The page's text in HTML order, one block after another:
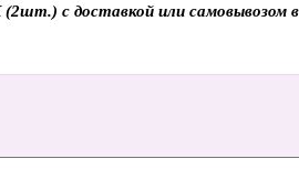
с доставкой или самовывозом